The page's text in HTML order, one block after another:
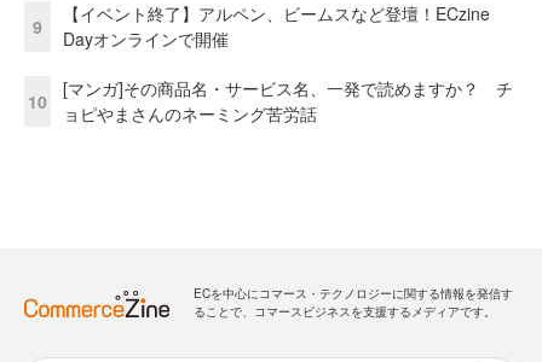
9
【イベント終了】アルペン、ビームスなど登壇！ECzine
Dayオンラインで開催
10
[マンガ]その商品名・サービス名、一発で読めますか？ チ
ョピやまさんのネーミング苦労話
ECを中心にコマース・テクノロジーに関する情報を発信す
ることで、コマースビジネスを支援するメディアです。